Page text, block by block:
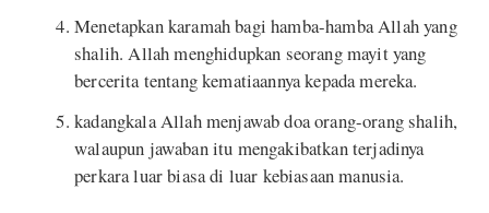
Menetapkan karamah bagi hamba-hamba Allah yang
shalih. Allah menghidupkan seorang mayit yang
bercerita tentang kematiaannya kepada mereka.
kadangkala Allah menjawab doa orang-orang shalih,
walaupun jawaban itu mengakibatkan terjadinya
perkara luar biasa di luar kebiasaan manusia.